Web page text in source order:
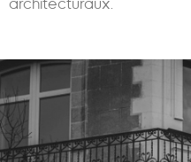
architecturaux.